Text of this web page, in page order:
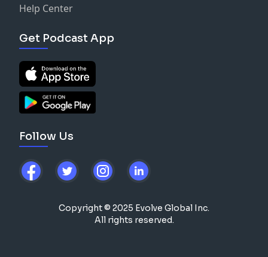
Help Center
Get Podcast App
Follow Us
Copyright © 2025 Evolve Global Inc.
All rights reserved.